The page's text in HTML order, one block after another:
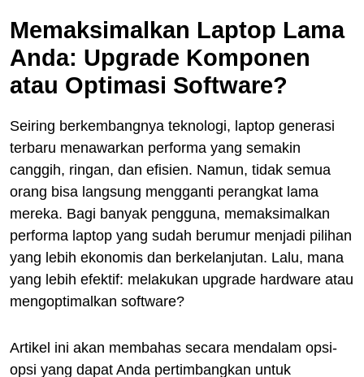
Memaksimalkan Laptop Lama
Anda: Upgrade Komponen
atau Optimasi Software?
Seiring berkembangnya teknologi, laptop generasi
terbaru menawarkan performa yang semakin
canggih, ringan, dan efisien. Namun, tidak semua
orang bisa langsung mengganti perangkat lama
mereka. Bagi banyak pengguna, memaksimalkan
performa laptop yang sudah berumur menjadi pilihan
yang lebih ekonomis dan berkelanjutan. Lalu, mana
yang lebih efektif: melakukan upgrade hardware atau
mengoptimalkan software?
Artikel ini akan membahas secara mendalam opsi-
opsi yang dapat Anda pertimbangkan untuk